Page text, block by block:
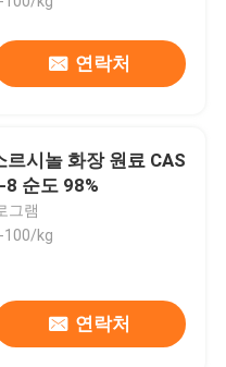
연락처
시놀 화장 원료 CAS
순도 98%
그램
100/kg
연락처
d드 디시안디아미드 파우더 경화제와 안정기 원료 CAS 461-58-5